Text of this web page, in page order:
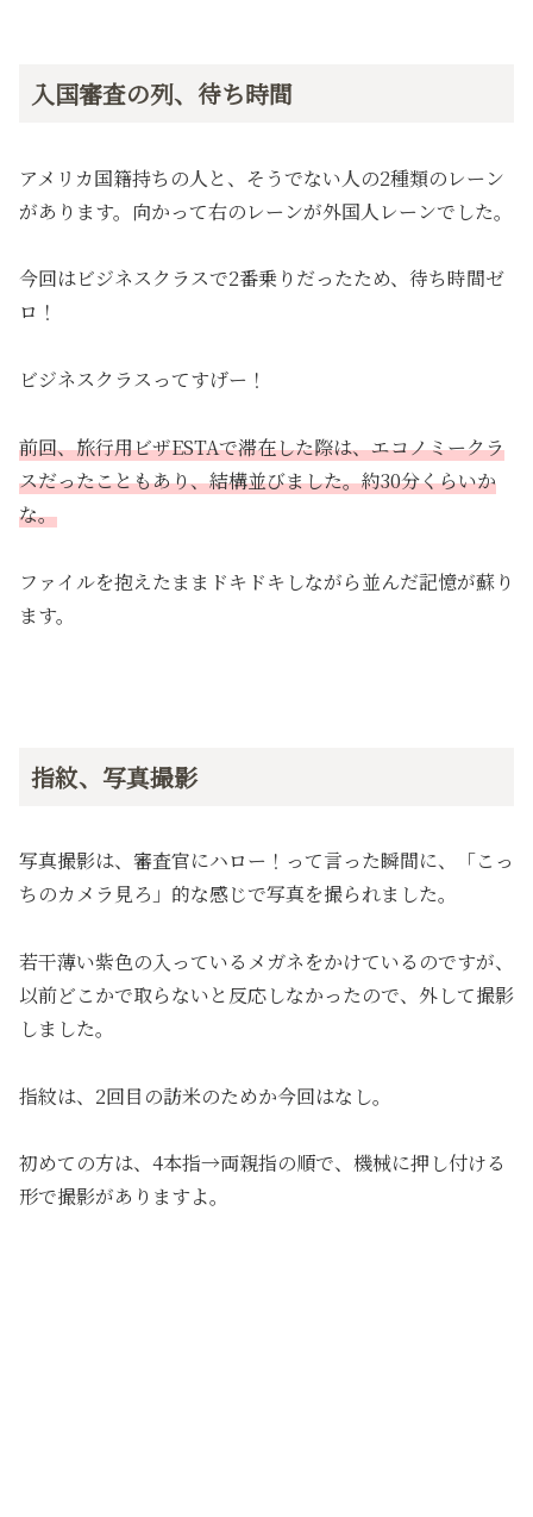
入国審査の列、待ち時間
アメリカ国籍持ちの人と、そうでない人の2種類のレーン
があります。向かって右のレーンが外国人レーンでした。
今回はビジネスクラスで2番乗りだったため、待ち時間ゼ
ロ！
ビジネスクラスってすげー！
前回、旅行用ビザESTAで滞在した際は、エコノミークラ
スだったこともあり、結構並びました。約30分くらいか
な。
ファイルを抱えたままドキドキしながら並んだ記憶が蘇り
ます。
指紋、写真撮影
写真撮影は、審査官にハロー！って言った瞬間に、「こっ
ちのカメラ見ろ」的な感じで写真を撮られました。
若干薄い紫色の入っているメガネをかけているのですが、
以前どこかで取らないと反応しなかったので、外して撮影
しました。
指紋は、2回目の訪米のためか今回はなし。
初めての方は、4本指→両親指の順で、機械に押し付ける
形で撮影がありますよ。